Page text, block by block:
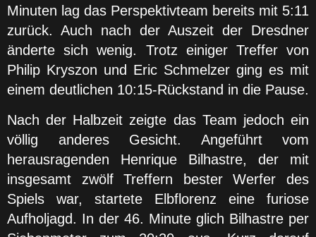
Minuten lag das Perspektivteam bereits mit 5:11
zurück. Auch nach der Auszeit der Dresdner
änderte sich wenig. Trotz einiger Treffer von
Philip Kryszon und Eric Schmelzer ging es mit
einem deutlichen 10:15-Rückstand in die Pause.
Nach der Halbzeit zeigte das Team jedoch ein
völlig anderes Gesicht. Angeführt vom
herausragenden Henrique Bilhastre, der mit
insgesamt zwölf Treffern bester Werfer des
Spiels war, startete Elbflorenz eine furiose
Aufholjagd. In der 46. Minute glich Bilhastre per